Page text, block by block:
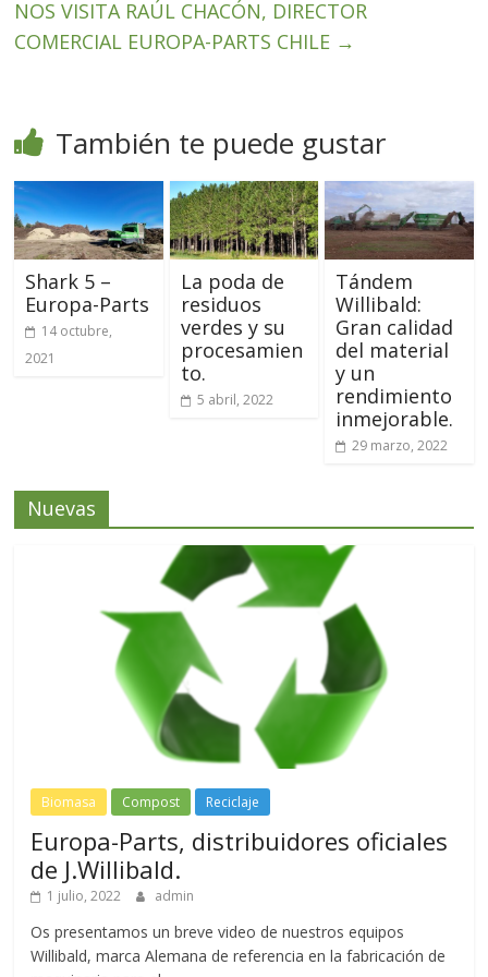
NOS VISITA RAÚL CHACÓN, DIRECTOR
COMERCIAL EUROPA-PARTS CHILE →
También te puede gustar
Shark 5 –
Europa-Parts
14 octubre,
2021
La poda de
residuos
verdes y su
procesamien
to.
5 abril, 2022
Tándem
Willibald:
Gran calidad
del material
y un
rendimiento
inmejorable.
29 marzo, 2022
Nuevas
Biomasa Compost Reciclaje
Europa-Parts, distribuidores oficiales
de J.Willibald.
1 julio, 2022 admin
Os presentamos un breve video de nuestros equipos
Willibald, marca Alemana de referencia en la fabricación de